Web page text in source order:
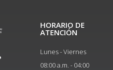
HORARIO DE
ATENCIÓN
Lunes - Viernes
08:00 a.m. - 04:00